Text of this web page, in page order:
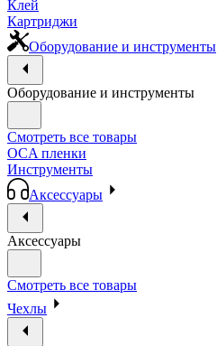
Клей
Картриджи
Оборудование и инструменты
Оборудование и инструменты
Смотреть все товары
OCA пленки
Инструменты
Аксессуары
Аксессуары
Смотреть все товары
Чехлы